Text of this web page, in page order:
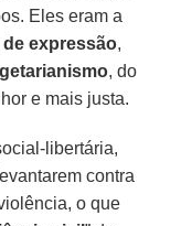
Eles eram a
de expressão,
, do
e mais justa.
libertária,
contra
o que